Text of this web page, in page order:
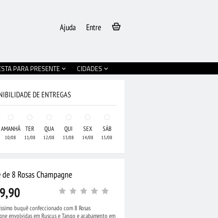
Entre
Ajuda
PARA PRESENTE CIDADES
DE ENTREGAS
AMANHÃ
10/08
TER
11/08
QUA
12/08
QUI
13/08
SEX
14/08
SÁB
15/08
de 8 Rosas Champagne
buquê confeccionado com 8 Rosas
envolvidas em Ruscus e Tango e acabamento em